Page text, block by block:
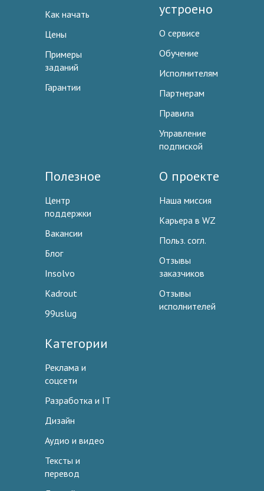
Как начать
Цены
Примеры
заданий
Гарантии
устроено
О сервисе
Обучение
Исполнителям
Партнерам
Правила
Управление
подпиской
Полезное
Центр
поддержки
Вакансии
Блог
Insolvo
Kadrout
99uslug
О проекте
Наша миссия
Карьера в WZ
Польз. согл.
Отзывы
заказчиков
Отзывы
исполнителей
Категории
Реклама и
соцсети
Разработка и IT
Дизайн
Аудио и видео
Тексты и
перевод